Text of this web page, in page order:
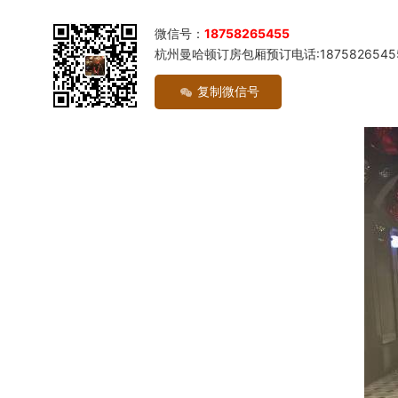
微信号： 18758265455
杭州曼哈顿订房包厢预订电话
复制微信号